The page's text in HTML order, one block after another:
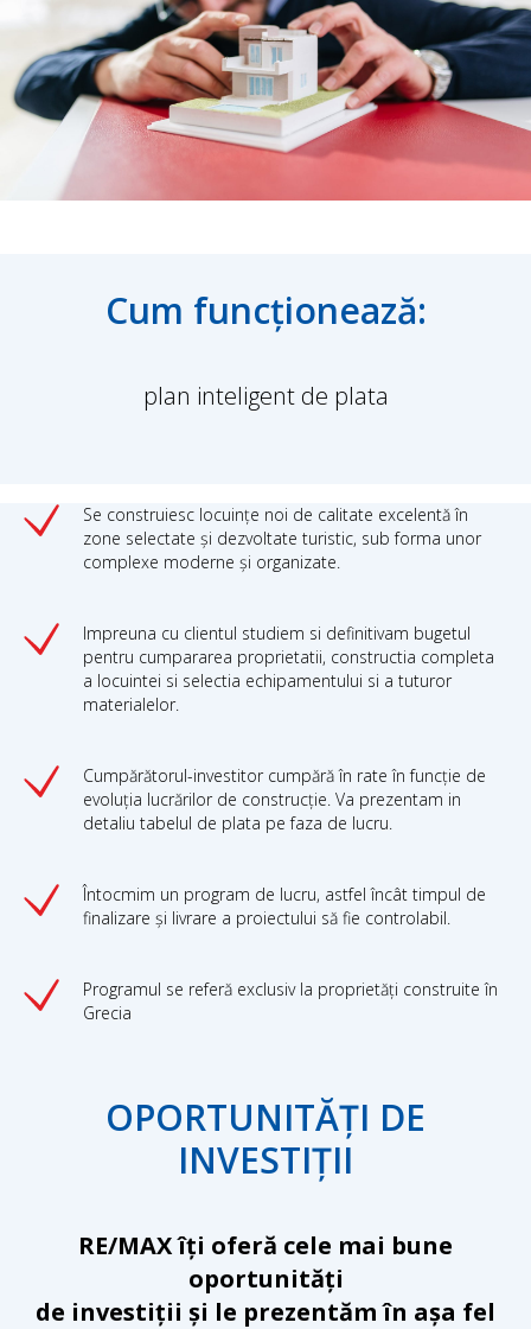
Cum funcționează:
plan inteligent de plata
Se construiesc locuințe noi de calitate excelentă în
zone selectate și dezvoltate turistic, sub forma unor
complexe moderne și organizate.
Impreuna cu clientul studiem si definitivam bugetul
pentru cumpararea proprietatii, constructia completa
a locuintei si selectia echipamentului si a tuturor
materialelor.
Cumpărătorul-investitor cumpără în rate în funcție de
evoluția lucrărilor de construcție. Va prezentam in
detaliu tabelul de plata pe faza de lucru.
Întocmim un program de lucru, astfel încât timpul de
finalizare și livrare a proiectului să fie controlabil.
Programul se referă exclusiv la proprietăți construite în
Grecia
OPORTUNITĂȚI DE
INVESTIȚII
RE/MAX îți oferă cele mai bune
oportunități
de investiții și le prezentăm în așa fel